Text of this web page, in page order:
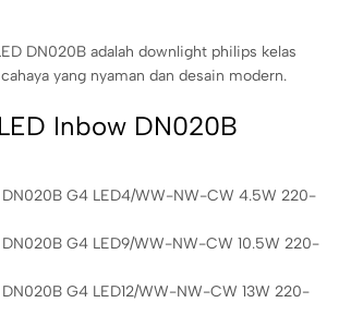
DN020B adalah downlight philips kelas
yang nyaman dan desain modern.
Inbow DN020B
G4 LED4/WW-NW-CW 4.5W 220-
G4 LED9/WW-NW-CW 10.5W 220-
G4 LED12/WW-NW-CW 13W 220-